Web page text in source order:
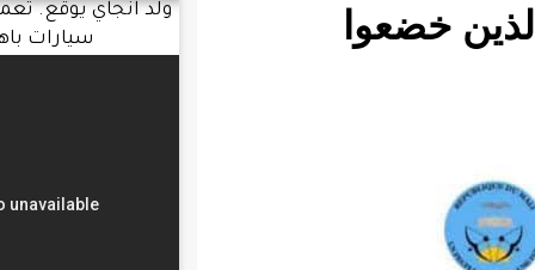
ولد انجاي يوقع. تعميما يحرم طلب شراء
سيارات باهظة. الثمن